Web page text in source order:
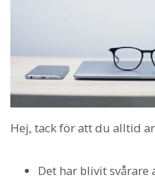
Hej, tack för att du alltid
Det har blivit svårare